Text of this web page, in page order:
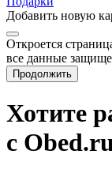
Добавить новую
Откроется
все данные
Продолжить
Хотите
с